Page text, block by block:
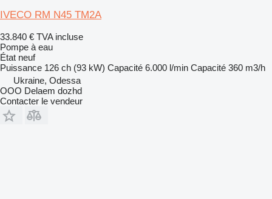
IVECO RM N45 TM2A
33.840 € TVA incluse
Pompe à eau
État neuf
Puissance 126 ch (93 kW) Capacité 6.000 l/min Capacité 360 m3/h
Ukraine, Odessa
OOO Delaem dozhd
Contacter le vendeur